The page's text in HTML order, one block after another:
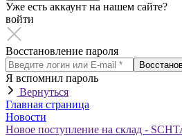
Уже есть аккаунт на нашем сайте?
войти
Восстановление пароля
Я вспомнил пароль
Вернуться
Главная страница
Новости
Новое поступление на склад -